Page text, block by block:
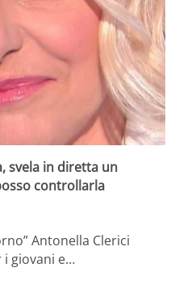
svela in diretta un
controllarla
Antonella Clerici
i giovani e…